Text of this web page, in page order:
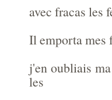
avec fracas les
Il emporta mes
j'en oubliais
les